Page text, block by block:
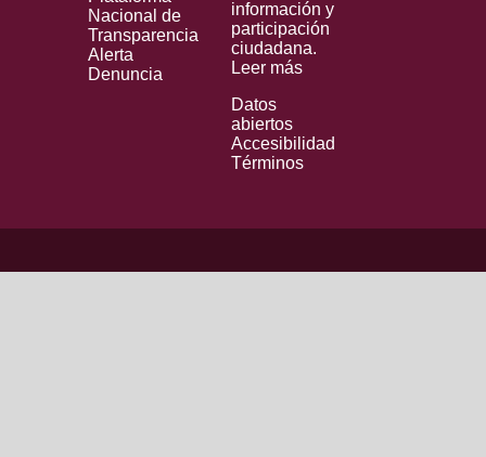
Nacional de
Transparencia
Alerta
Denuncia
información y
participación
ciudadana.
Leer más
Datos
abiertos
Accesibilidad
Términos